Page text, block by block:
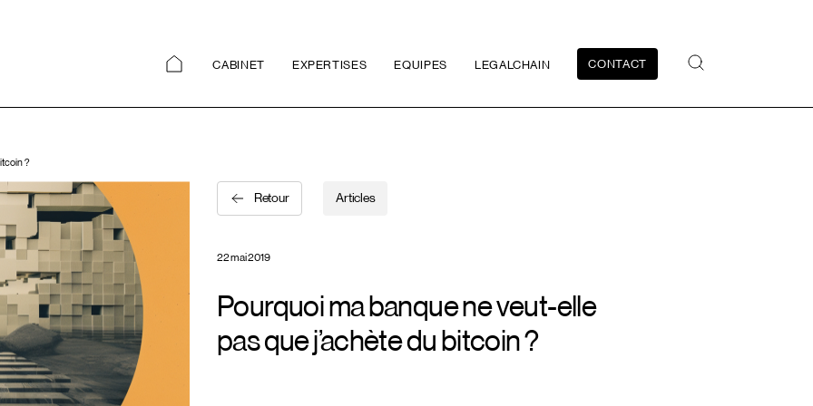
CABINET EXPERTISES EQUIPES LEGALCHAIN CONTACT
?
Retour Articles
22 mai 2019
Pourquoi ma banque ne veut-elle
pas que j’achète du bitcoin ?